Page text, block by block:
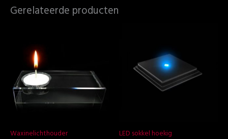
Gerelateerde producten
Waxinelichthouder LED sokkel hoekig
€69.95